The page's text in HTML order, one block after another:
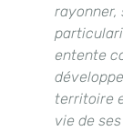
rayonner,
entente
territoire
vie de